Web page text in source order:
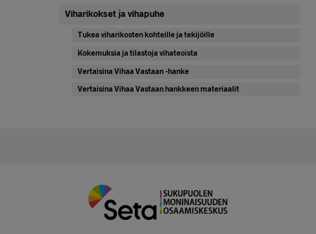
Viharikokset ja vihapuhe
Tukea viharikosten kohteille ja tekijöille
Kokemuksia ja tilastoja vihateoista
Vertaisina Vihaa Vastaan -hanke
Vertaisina Vihaa Vastaan hankkeen materiaalit